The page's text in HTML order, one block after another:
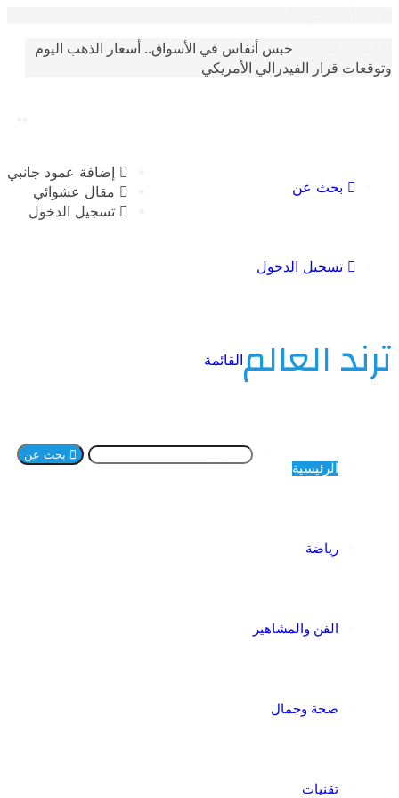
حبس أنفاس في الأسواق.. أسعار الذهب اليوم
قرار الفيدرالي الأمريكي
إضافة عمود جانبي
مقال عشوائي
تسجيل الدخول
بحث عن
تسجيل الدخول
العالمالقائمة
الفن والمشاهير
صحة وجمال
بحث عن